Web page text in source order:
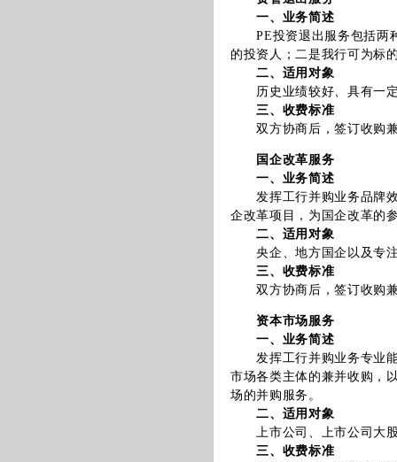
一、业务简述
PE投资退出服务包括两种
的投资人；二是我行可为标
二、适用对象
历史业绩较好、具有一定
三、收费标准
双方协商后，签订收购兼
国企改革服务
一、业务简述
发挥工行并购业务品牌效
企改革项目，为国企改革的
二、适用对象
央企、地方国企以及专注
三、收费标准
双方协商后，签订收购兼
资本市场服务
一、业务简述
发挥工行并购业务专业能
市场各类主体的兼并收购，
场的并购服务。
二、适用对象
上市公司、上市公司大股
三、收费标准